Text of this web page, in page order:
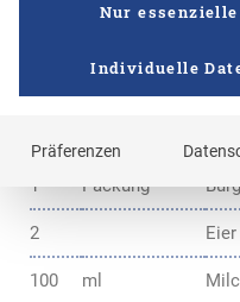
Zutaten
1 Packung
2 Eier
100 ml
Nur
Individuelle
Präferenzen